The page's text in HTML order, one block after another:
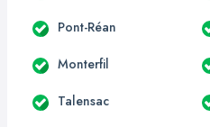
Pont-Réan
Monterfil
Talensac